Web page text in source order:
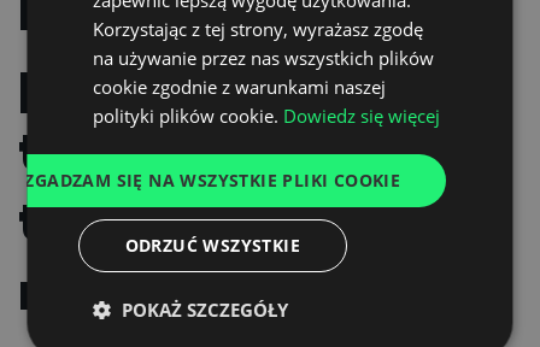
przyszłość
transportu
towarów
masowych
UKRAINIAN
FRENCH
Korzystając z tej strony, wyrażasz zgodę
na używanie przez nas wszystkich plików
cookie zgodnie z warunkami naszej
polityki plików cookie. Dowiedz się więcej
ZGADZAM SIĘ NA WSZYSTKIE PLIKI COOKIE
ODRZUĆ WSZYSTKIE
POKAŻ SZCZEGÓŁY